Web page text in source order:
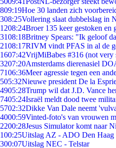
809:19Hoe 30 landen zich
308:25Vollering slaat dubbelslag in
1208:24Broer 135 keer gestoken en
3108:18Britney Spears: "Ik geloof
2108:17RIVM vindt PFAS in al de
1607:42VrijMiBabes #316 (not very
3207:20Amsterdams dierenasiel
7106:36Meer agressie tegen een
505:32Nieuwe president De la
4905:28Trump wil dat J.D. Vance
7405:24Israël meldt dood twee
5702:32Dikke Van Dale neemt
4000:59Vinted-foto's van vrouwen
2200:28Jesus Simulator komt naar
100:25Uitslag AZ - ADO Den Haag
300:07Uitslag NEC - Telstar